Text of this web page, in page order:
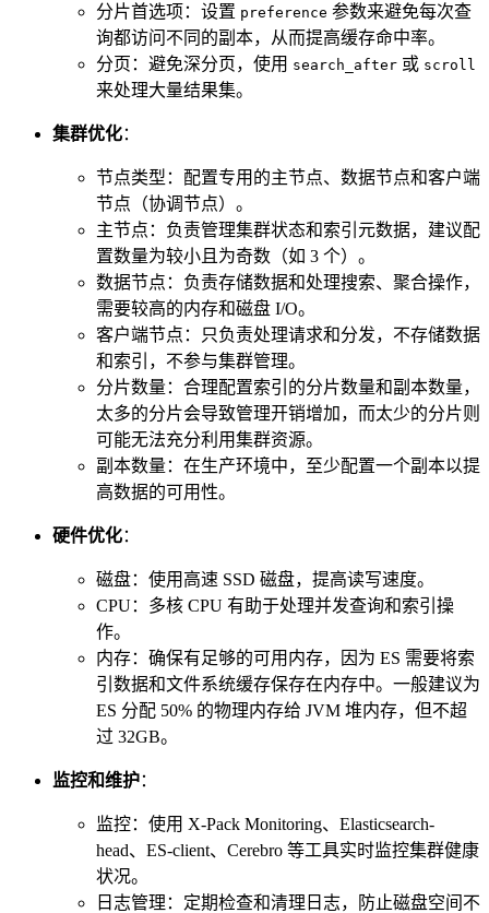
分片首选项：设置 preference 参数来避免每次查
询都访问不同的副本，从而提高缓存命中率。
分页：避免深分页，使用 search_after 或 scroll
来处理大量结果集。
集群优化：
节点类型：配置专用的主节点、数据节点和客户端
节点（协调节点）。
主节点：负责管理集群状态和索引元数据，建议配
置数量为较小且为奇数（如 3 个）。
数据节点：负责存储数据和处理搜索、聚合操作，
需要较高的内存和磁盘 I/O。
客户端节点：只负责处理请求和分发，不存储数据
和索引，不参与集群管理。
分片数量：合理配置索引的分片数量和副本数量，
太多的分片会导致管理开销增加，而太少的分片则
可能无法充分利用集群资源。
副本数量：在生产环境中，至少配置一个副本以提
高数据的可用性。
硬件优化：
磁盘：使用高速 SSD 磁盘，提高读写速度。
CPU：多核 CPU 有助于处理并发查询和索引操
作。
内存：确保有足够的可用内存，因为 ES 需要将索
引数据和文件系统缓存保存在内存中。一般建议为
ES 分配 50% 的物理内存给 JVM 堆内存，但不超
过 32GB。
监控和维护：
监控：使用 X-Pack Monitoring、Elasticsearch-
head、ES-client、Cerebro 等工具实时监控集群健康
状况。
日志管理：定期检查和清理日志，防止磁盘空间不